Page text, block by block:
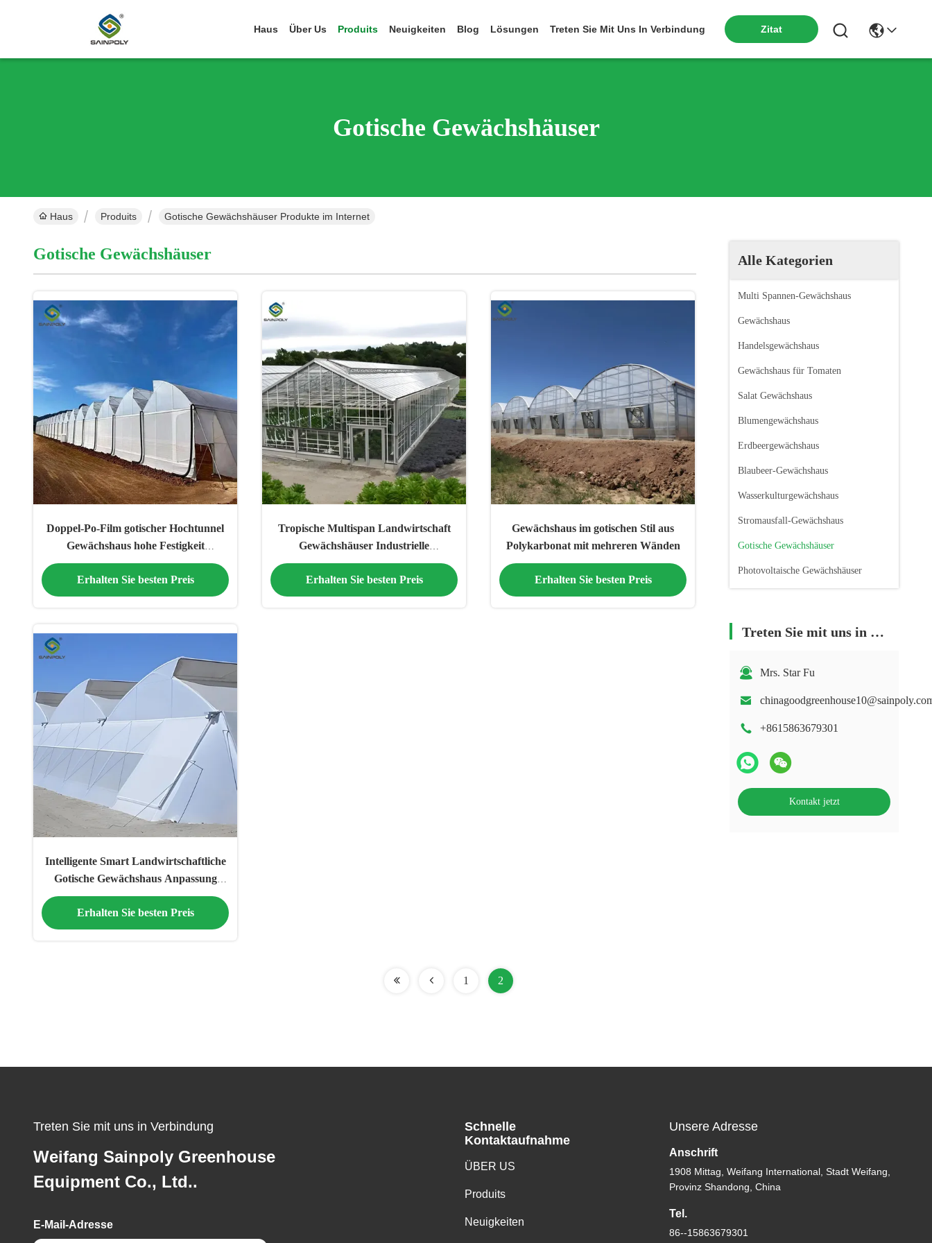
Haus Über Us Produits Neuigkeiten Blog Lösungen Treten Sie Mit Uns In Verbindung Zitat
Gotische Gewächshäuser
Haus Produits Gotische Gewächshäuser Produkte im Internet
Alle Kategorien
Multi Spannen-Gewächshaus
Gewächshaus
Handelsgewächshaus
Gewächshaus für Tomaten
Salat Gewächshaus
Blumengewächshaus
Erdbeergewächshaus
Blaubeer-Gewächshaus
Wasserkulturgewächshaus
Stromausfall-Gewächshaus
Gotische Gewächshäuser
Photovoltaische Gewächshäuser
Treten Sie mit uns in Verbindung
Mrs. Star Fu
+8615863679301
Kontakt jetzt
Gotische Gewächshäuser
Doppel-Po-Film gotischer Hochtunnel
Gewächshaus hohe Festigkeit
Korrosionsschutz
Erhalten Sie besten Preis
Tropische Multispan Landwirtschaft
Gewächshäuser Industrielle
viktorianische Gewächshäuser
Erhalten Sie besten Preis
Gewächshaus im gotischen Stil aus
Polykarbonat mit mehreren Wänden
Erhalten Sie besten Preis
Intelligente Smart Landwirtschaftliche
Gotische Gewächshaus Anpassung
Größe
Erhalten Sie besten Preis
1 2
Treten Sie mit uns in Verbindung
Weifang Sainpoly Greenhouse
Equipment Co., Ltd..
E-Mail-Adresse
Schnelle
Kontaktaufnahme
ÜBER US
Produits
Neuigkeiten
Unsere Adresse
Anschrift
1908 Mittag, Weifang International, Stadt Weifang,
Provinz Shandong, China
Tel.
86--15863679301